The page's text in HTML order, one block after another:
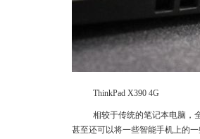
ThinkPad X390 4G
相较于传统的笔记本电脑，
甚至还可以将一些智能手机上的